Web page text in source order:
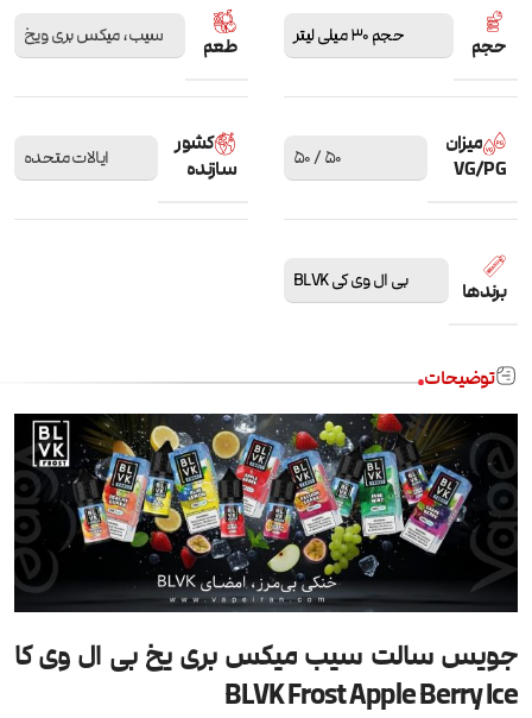
حجم حجم 30 میلی لیتر طعم سیب، میکس بری ویخ
میزان
VG/PG
50 / 50
کشور
سازنده
ایالات متحده
برندها بی ال وی کی BLVK
توضیحات
جویس سالت سیب میکس بری یخ بی ال وی کا
BLVK Frost Apple Berry Ice